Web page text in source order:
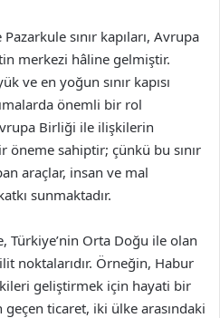
sınır kapıları, Avrupa
merkezi hâline gelmiştir.
ve en yoğun sınır kapısı
önemli bir rol
Birliği ile ilişkilerin
sahiptir; çünkü bu sınır
araçlar, insan ve mal
sunmaktadır.
Türkiye’nin Orta Doğu ile olan
noktalarıdır. Örneğin, Habur
geliştirmek için hayati bir
geçen ticaret, iki ülke arasındaki